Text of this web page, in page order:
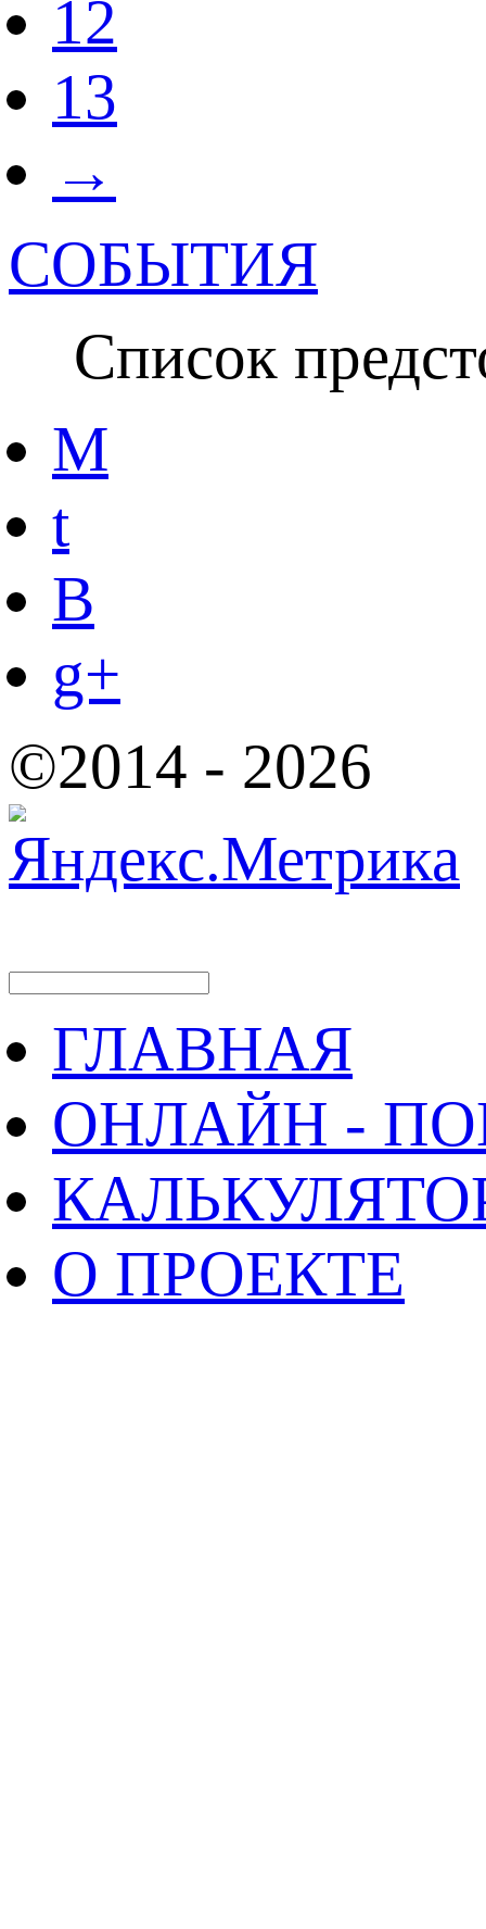
12
13
→
СОБЫТИЯ
Список
M
t
B
g+
©2014 - 2026
ГЛАВНАЯ
ОНЛАЙН -
О ПРОЕКТЕ